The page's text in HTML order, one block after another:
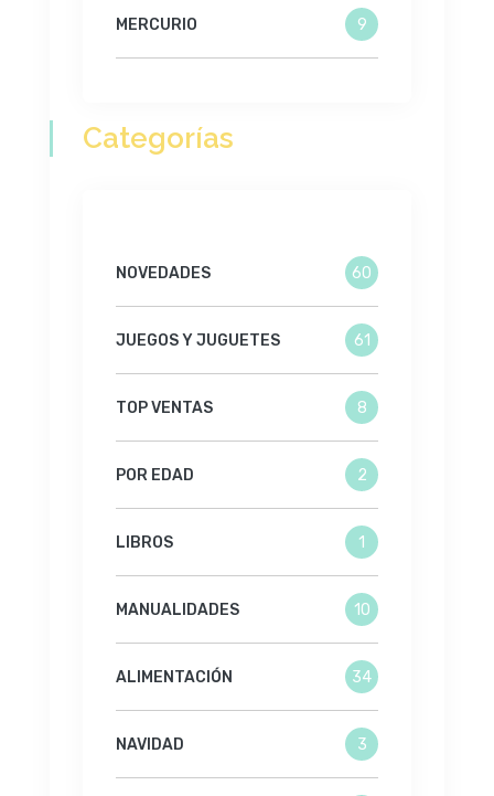
MERCURIO 9
Categorías
NOVEDADES 60
JUEGOS Y JUGUETES 61
TOP VENTAS 8
POR EDAD 2
LIBROS 1
MANUALIDADES 10
ALIMENTACIÓN 34
NAVIDAD 3